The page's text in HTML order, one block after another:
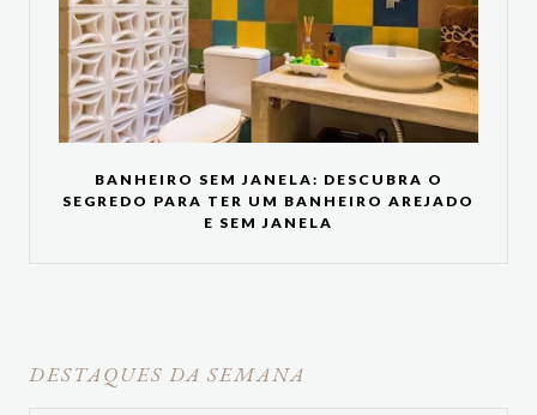
BANHEIRO SEM JANELA: DESCUBRA O
SEGREDO PARA TER UM BANHEIRO AREJADO
E SEM JANELA
DESTAQUES DA SEMANA